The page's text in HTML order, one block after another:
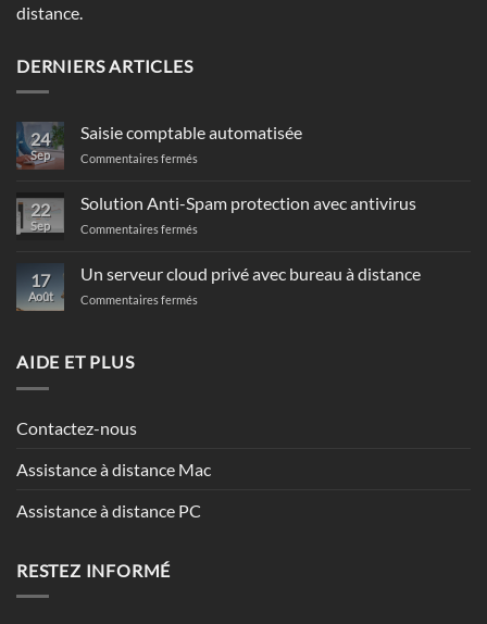
distance.
DERNIERS ARTICLES
24
Sep
Saisie comptable automatisée
Commentaires fermés
automatisée
22
Sep
Solution Anti-Spam protection avec antivirus
Commentaires fermés
Spam
protection
17
Août
Un serveur cloud privé avec bureau à distance
Commentaires fermés
AIDE ET PLUS
Contactez-nous
Assistance à distance Mac
Assistance à distance PC
RESTEZ INFORMÉ